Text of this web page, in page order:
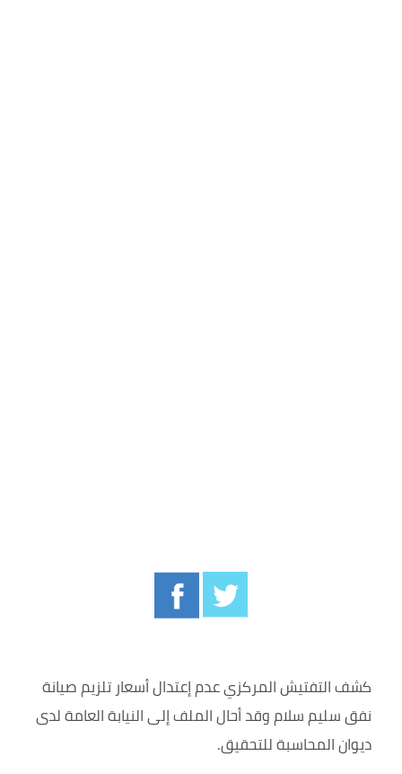
كشف التفتيش المركزي عدم إعتدال أسعار تلزيم صيانة
نفق سليم سلام وقد أحال الملف إلى النيابة العامة لدى
ديوان المحاسبة للتحقيق.